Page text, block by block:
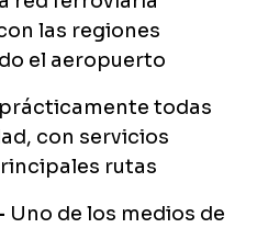
las regiones
el aeropuerto
todas
con servicios
rutas
Uno de los medios de